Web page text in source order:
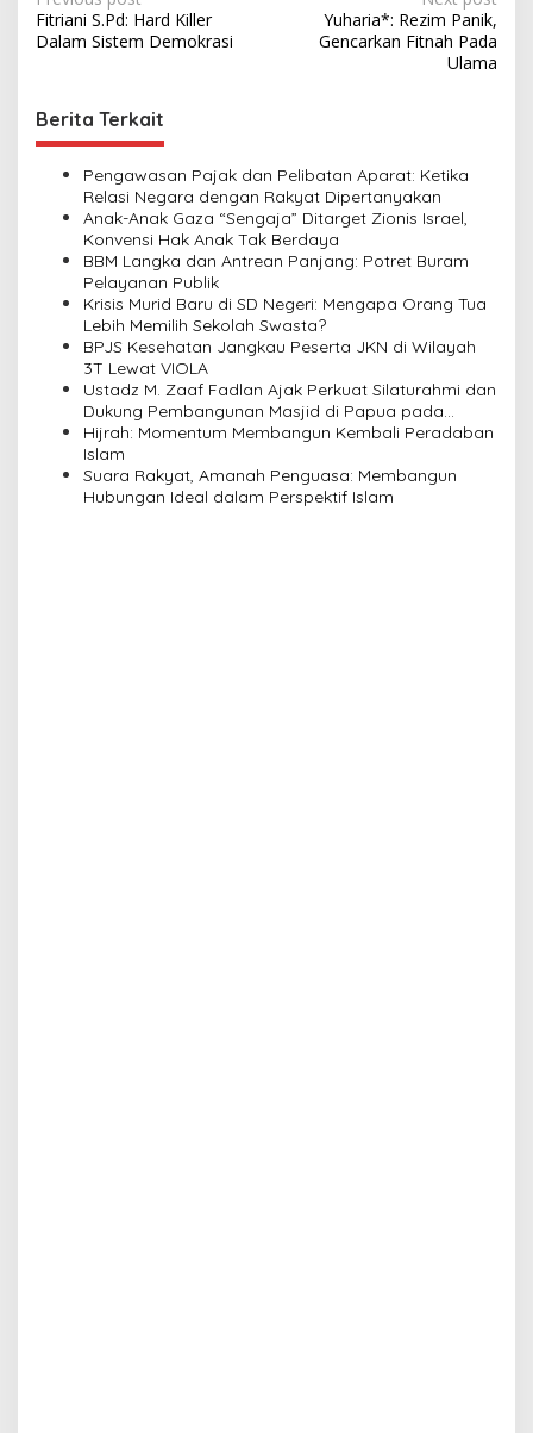
o
t
n
Fitriani S.Pd: Hard Killer
Dalam Sistem Demokrasi
Yuharia*: Rezim Panik,
Gencarkan Fitnah Pada
Ulama
Berita Terkait
Pengawasan Pajak dan Pelibatan Aparat: Ketika
Relasi Negara dengan Rakyat Dipertanyakan
Anak-Anak Gaza “Sengaja” Ditarget Zionis Israel,
Konvensi Hak Anak Tak Berdaya
BBM Langka dan Antrean Panjang: Potret Buram
Pelayanan Publik
Krisis Murid Baru di SD Negeri: Mengapa Orang Tua
Lebih Memilih Sekolah Swasta?
BPJS Kesehatan Jangkau Peserta JKN di Wilayah
3T Lewat VIOLA
Ustadz M. Zaaf Fadlan Ajak Perkuat Silaturahmi dan
Dukung Pembangunan Masjid di Papua pada
Pengajian Yayasan Alimbas Insan Cita
Hijrah: Momentum Membangun Kembali Peradaban
Islam
Suara Rakyat, Amanah Penguasa: Membangun
Hubungan Ideal dalam Perspektif Islam